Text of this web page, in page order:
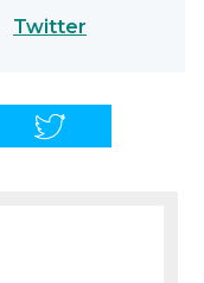
Twitter